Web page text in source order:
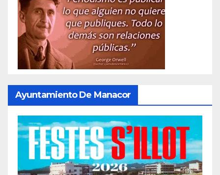
Ayuntamiento De Manacor